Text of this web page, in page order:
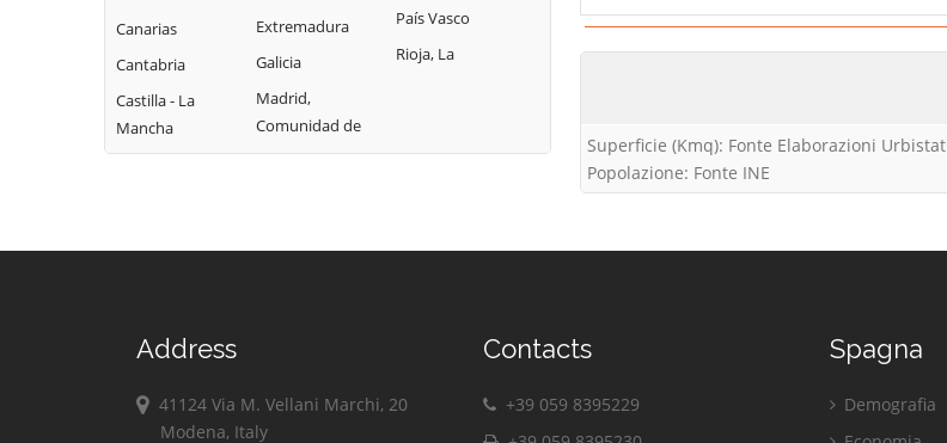
Canarias
Cantabria
Castilla - La
Mancha
Extremadura
Galicia
Madrid,
Comunidad de
País Vasco
Rioja, La
Superficie (Kmq): Fonte Elaborazioni Urbistat
Popolazione: Fonte INE
Address
41124 Via M. Vellani Marchi, 20
Modena, Italy
Contacts
+39 059 8395229
Spagna
Demografia